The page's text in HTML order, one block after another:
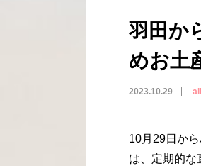
羽田か
めお土
2023.10.29
10月29日か
は、定期的な